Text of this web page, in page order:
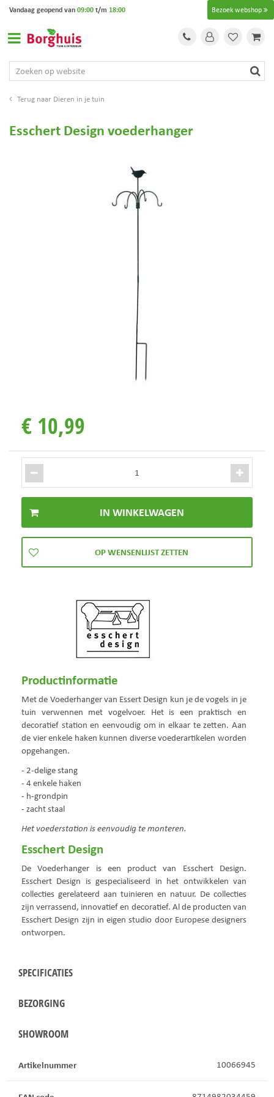
Dieren in je tuin
Bezoek webshop
Vandaag geopend van09:00t/m 18:00
Esschert Design voederhanger
€ 10,99
Productinformatie
Met de Voederhanger van Essert Design kun je de vogels in je
tuin verwennen met vogelvoer. Het is een praktisch en
decoratief station en eenvoudig om in elkaar te zetten. Aan
de vier enkele haken kunnen diverse voederartikelen worden
opgehangen.
- 2-delige stang
- 4 enkele haken
- h-grondpin
- zacht staal
Het voederstation is eenvoudig te monteren.
Esschert Design
De Voederhanger is een product van Esschert Design.
Esschert Design is gespecialiseerd in het ontwikkelen van
collecties gerelateerd aan tuinieren en natuur. De collecties
zijn verrassend, innovatief en decoratief. Al de producten van
Esschert Design zijn in eigen studio door Europese designers
ontworpen.
SPECIFICATIES
BEZORGING
SHOWROOM
Artikelnummer 10066945